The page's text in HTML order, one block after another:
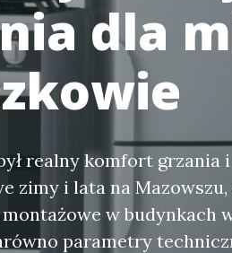
dla
realny komfort grzania
zimy i lata na
w budynkach
parametry